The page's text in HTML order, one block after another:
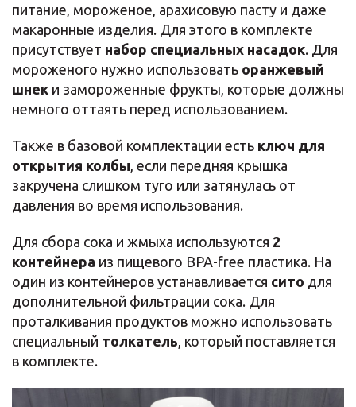
питание, мороженое, арахисовую пасту и даже
макаронные изделия. Для этого в комплекте
присутствует набор специальных насадок. Для
мороженого нужно использовать оранжевый
шнек и замороженные фрукты, которые должны
немного оттаять перед использованием.
Также в базовой комплектации есть ключ для
открытия колбы , если передняя крышка
закручена слишком туго или затянулась от
давления во время использования.
Для сбора сока и жмыха используются 2
контейнера из пищевого BPA-free пластика. На
один из контейнеров устанавливается сито для
дополнительной фильтрации сока. Для
проталкивания продуктов можно использовать
специальный толкатель , который поставляется
в комплекте.